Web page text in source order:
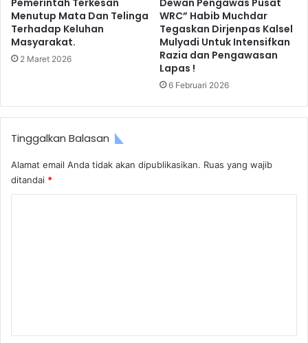
Pemerintah Terkesan
Menutup Mata Dan Telinga
Terhadap Keluhan
Masyarakat.
2 Maret 2026
Dewan Pengawas Pusat
WRC” Habib Muchdar
Tegaskan Dirjenpas Kalsel
Mulyadi Untuk Intensifkan
Razia dan Pengawasan
Lapas !
6 Februari 2026
Tinggalkan Balasan
Alamat email Anda tidak akan dipublikasikan. Ruas yang wajib
ditandai *